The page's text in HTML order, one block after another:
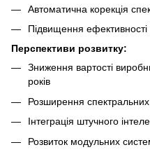
Автоматична корекція
Підвищення ефективності
Перспективи розвитку:
Зниження вартості
років
Розширення
Інтеграція штучного
Розвиток модульних